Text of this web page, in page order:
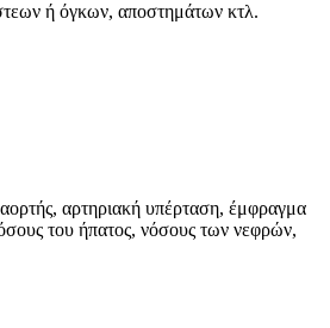
ή όγκων, αποστημάτων κτλ.
αρτηριακή υπέρταση, έμφραγμα
του ήπατος, νόσους των νεφρών,